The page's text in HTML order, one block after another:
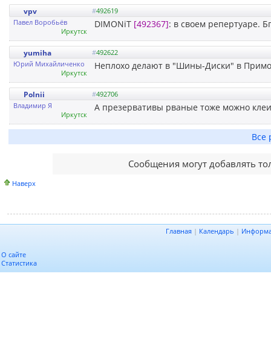
vpv #492619
Павел Воробьёв
Иркутск
DIMONiT [492367]: в своем репертуаре.
yumiha #492622
Юрий Михайличенко
Иркутск
Неплохо делают в "Шины-Диски" в
Polnii #492706
Владимир Я
Иркутск
А презервативы рваные тоже можно
Все
Сообщения могут добавлять
Наверх
Главная | Календарь |
О сайте
Статистика